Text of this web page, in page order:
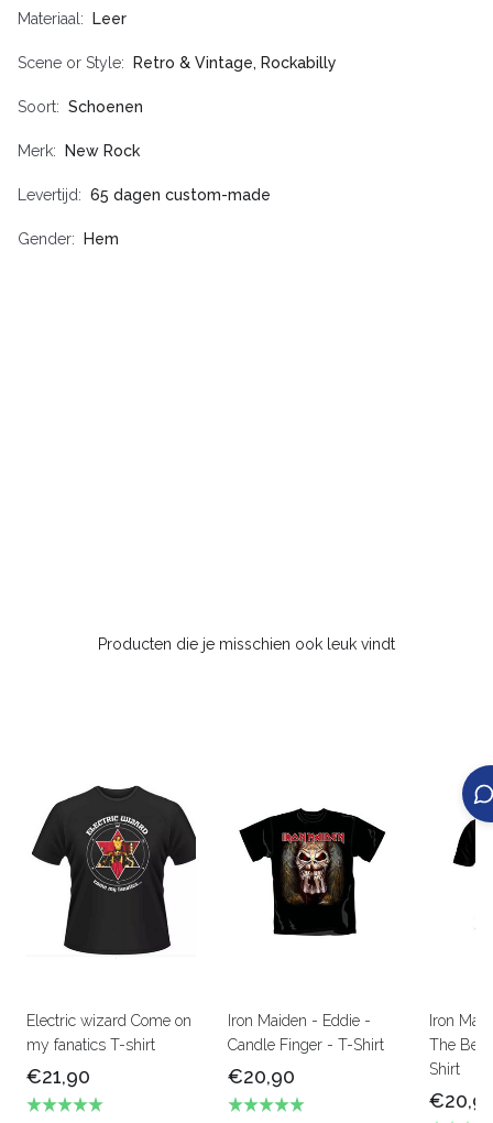
Materiaal Leer
Scene or Style Retro & Vintage, Rockabilly
Soort Schoenen
Merk New Rock
Levertijd 65 dagen custom-made
Gender Hem
Producten die je misschien ook leuk vindt
Electric wizard Come on
my fanatics T-shirt
€21,90
Iron Maiden - Eddie -
Candle Finger - T-Shirt
€20,90
Iron
The
Shirt